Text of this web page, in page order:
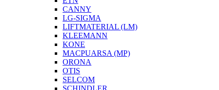
CANNY
LG-SIGMA
LIFTMATERIAL (LM)
KLEEMANN
KONE
MACPUARSA (MP)
ORONA
OTIS
SELCOM
SCHINDLER